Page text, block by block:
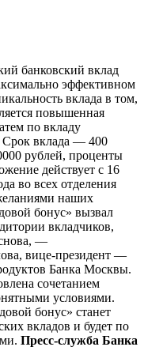
банковский вклад
эффективном
вклада в том,
повышенная
по вкладу
Срок вклада — 400
рублей, проценты
действует с 16
во всех отделения
наших
бонус» вызвал
вкладчиков,
—
вице-президент —
Банка Москвы.
сочетанием
условиями.
бонус» станет
вкладов и будет по
Пресс-служба Банка